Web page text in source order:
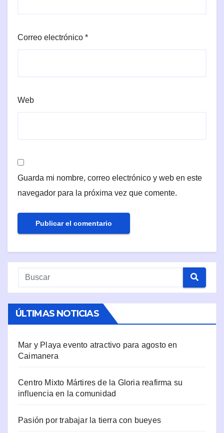
Correo electrónico *
Web
Guarda mi nombre, correo electrónico y web en este
navegador para la próxima vez que comente.
ÚLTIMAS NOTICIAS
Mar y Playa evento atractivo para agosto en
Caimanera
Centro Mixto Mártires de la Gloria reafirma su
influencia en la comunidad
Pasión por trabajar la tierra con bueyes